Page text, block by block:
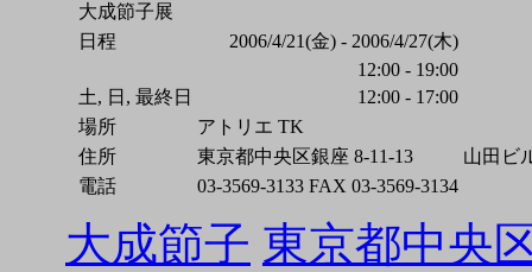
大成節子展
日程
2006/4/21(金) - 2006/4/27(木)
12:00 - 19:00
土, 日, 最終日
12:00 - 17:00
場所
アトリエ TK
住所
東京都中央区銀座 8-11-13
山田ビ
電話
03-3569-3133 FAX 03-3569-3134
大成節子 東京都中央